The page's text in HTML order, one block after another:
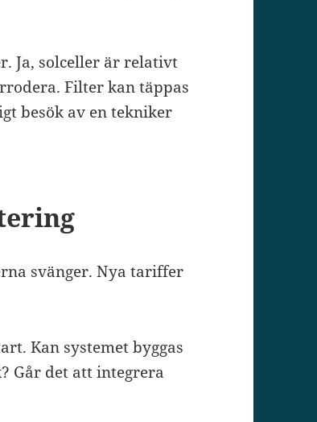
Ja, solceller är relativt
Filter kan täppas
besök av en tekniker
svänger. Nya tariffer
Kan systemet byggas
Går det att integrera